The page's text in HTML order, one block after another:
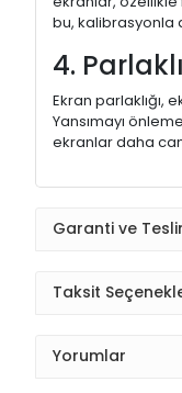
bu, kalibrasyonla
4.
Ekran parlaklığı,
Yansımayı
ekranlar daha
Garanti ve
Taksit
Yorumlar